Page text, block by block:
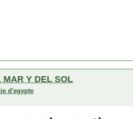
MAR Y DEL SOL
d'egypte